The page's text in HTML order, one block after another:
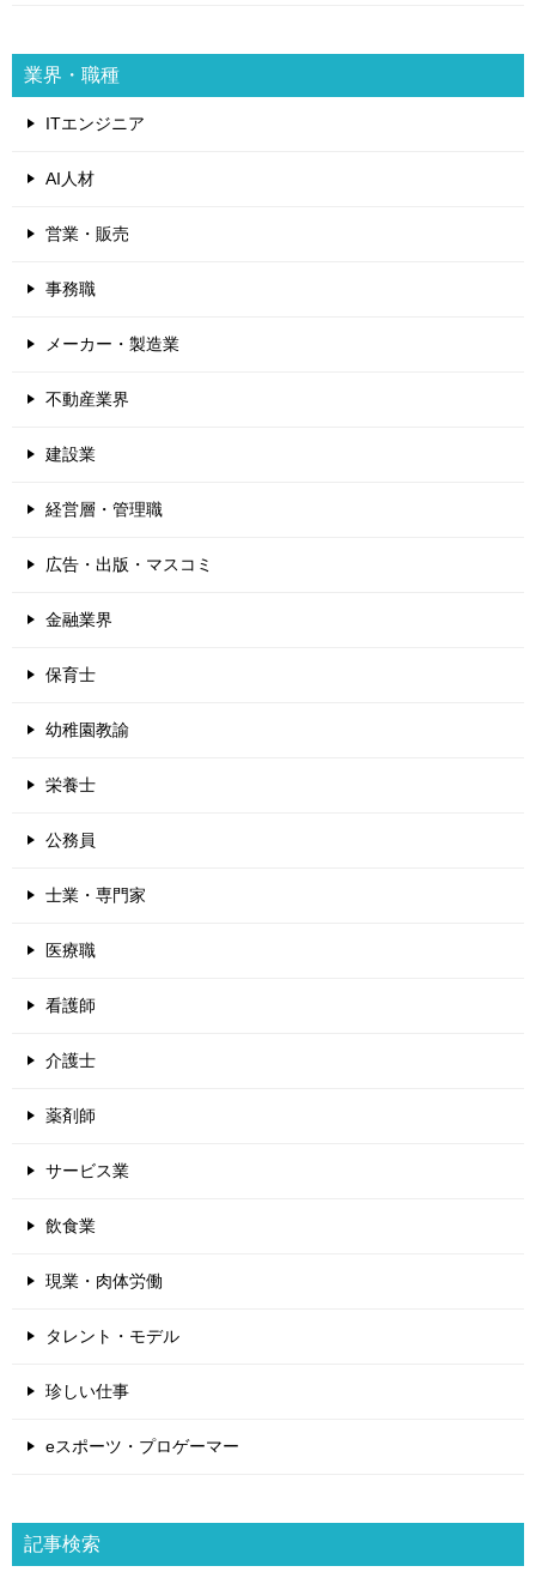
業界・職種
ITエンジニア
AI人材
営業・販売
事務職
メーカー・製造業
不動産業界
建設業
経営層・管理職
広告・出版・マスコミ
金融業界
保育士
幼稚園教諭
栄養士
公務員
士業・専門家
医療職
看護師
介護士
薬剤師
サービス業
飲食業
現業・肉体労働
タレント・モデル
珍しい仕事
eスポーツ・プロゲーマー
記事検索